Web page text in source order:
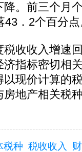
。前三个月
43．2个百分
收收入增速
指标密切相
现价计算的
地产相关税
税种 税收收入